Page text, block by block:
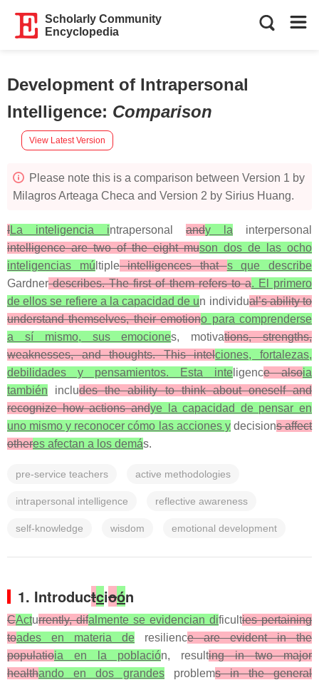
Scholarly Community
Encyclopedia
Development of Intrapersonal
Intelligence: Comparison
View Latest Version
Please note this is a comparison between Version 1 by
Milagros Arteaga Checa and Version 2 by Sirius Huang.
ILa inteligencia intrapersonal andy la interpersonal
intelligence are two of the eight muson dos de las ocho
inteligencias mú ltipleintelligences thats que describe
Gardnerdescribes. The first of them refers to a. El primero
de ellos se refiere a la capacidad de un individual’s ability to
understand themselves, their emotiono para comprenderse
a sí mismo, sus emociones, motivations, strengths,
weaknesses, and thoughts. This intelciones, fortalezas,
debilidades y pensamientos. Esta inte ligence alsoia
también includes the ability to think about oneself and
recognize how actions andye la capacidad de pensar en
uno mismo y reconocer cómo las acciones ydecisions affect
otheres afectan a los demás.
pre-service teachers active methodologies
intrapersonal intelligence reflective awareness
self-knowledge wisdom emotional development
1. Introductcioón
CActurrently, difalmente se evidencian dificulties pertaining
toades en materia de resilience are evident in the
populatioia en la población, resulting in two major
healthando en dos grandes problems in the general